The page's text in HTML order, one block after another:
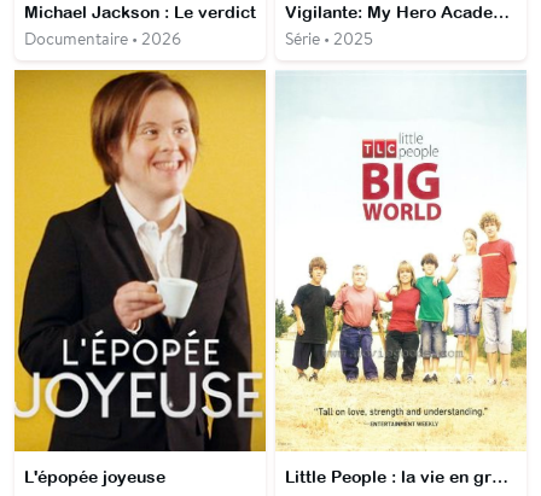
Michael Jackson : Le verdict
Documentaire • 2026
Vigilante: My Hero Academia Illegals
Série • 2025
L'épopée joyeuse Little People : la vie en grand